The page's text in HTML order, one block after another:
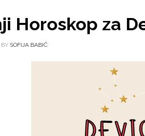
Horoskop za
BY SOFIJA BABIĆ